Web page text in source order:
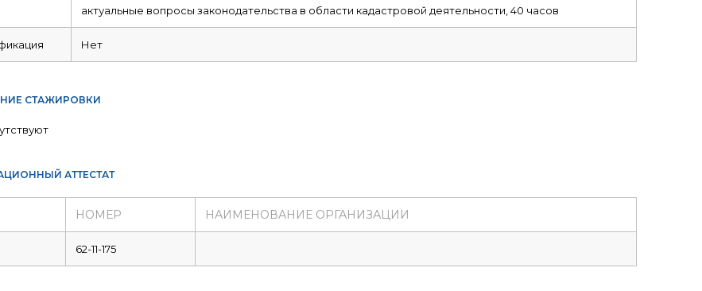
актуальные вопросы законодательства в области кадастровой деятельности, 40 часов
Нет
СТАЖИРОВКИ
АТТЕСТАТ
НОМЕР НАИМЕНОВАНИЕ ОРГАНИЗАЦИИ
62-11-175